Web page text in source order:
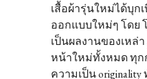
เสื้อผ้ารุ่นใหม่ได้บุก
ออกแบบใหม่ๆ โดย
เป็นผลงานของเหล่า
หน้าใหม่ทั้งหมด ทุก
ความเป็น